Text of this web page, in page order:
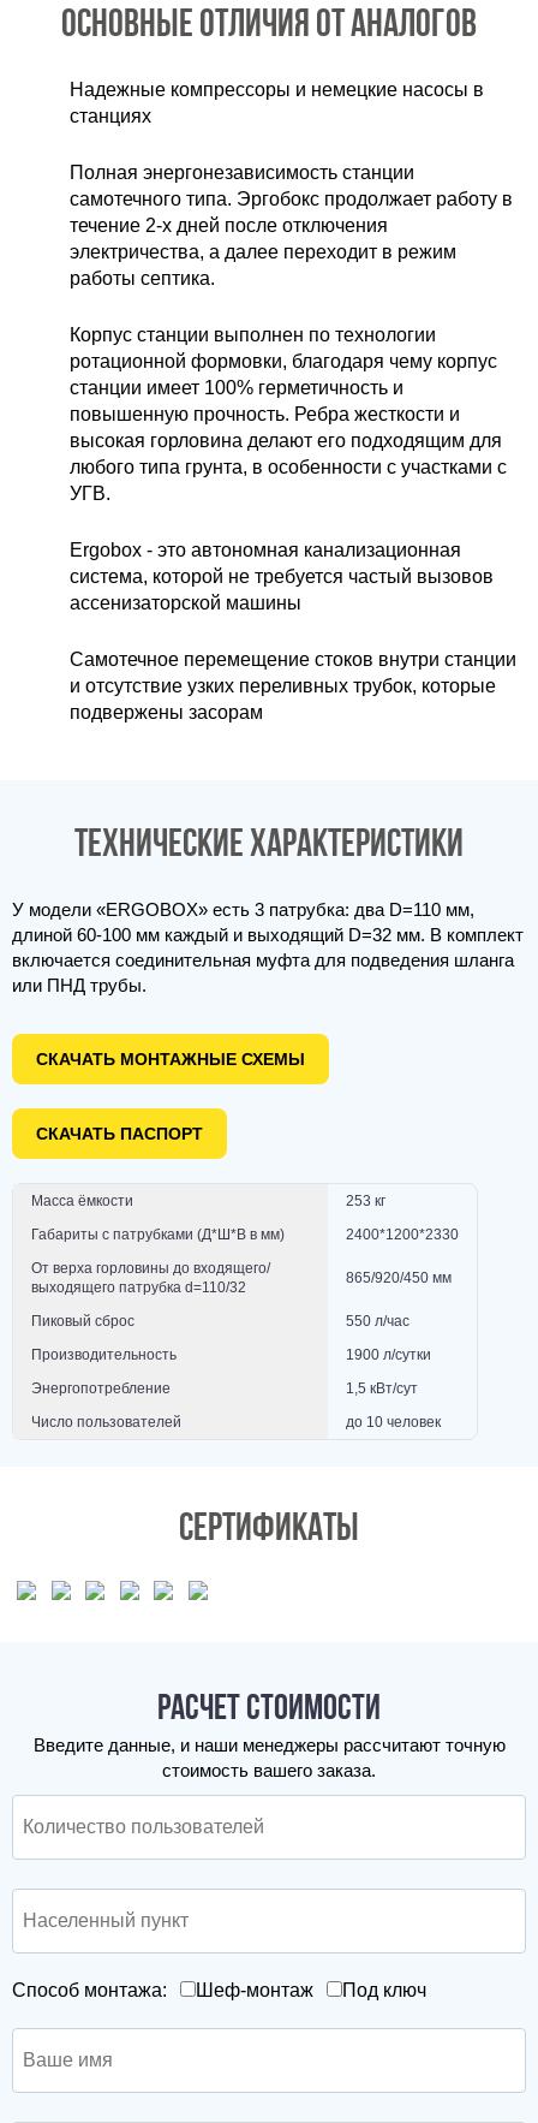
Основные отличия от аналогов
Надежные компрессоры и немецкие насосы в
станциях
Полная энергонезависимость станции
самотечного типа. Эргобокс продолжает работу в
течение 2-х дней после отключения
электричества, а далее переходит в режим
работы септика.
Корпус станции выполнен по технологии
ротационной формовки, благодаря чему корпус
станции имеет 100% герметичность и
повышенную прочность. Ребра жесткости и
высокая горловина делают его подходящим для
любого типа грунта, в особенности с участками с
УГВ.
Ergobox - это автономная канализационная
система, которой не требуется частый вызовов
ассенизаторской машины
Самотечное перемещение стоков внутри станции
и отсутствие узких переливных трубок, которые
подвержены засорам
Технические характеристики
У модели «ERGOBOX» есть 3 патрубка: два D=110 мм,
длиной 60-100 мм каждый и выходящий D=32 мм. В комплект
включается соединительная муфта для подведения шланга
или ПНД трубы.
СКАЧАТЬ МОНТАЖНЫЕ СХЕМЫ
СКАЧАТЬ ПАСПОРТ
Масса ёмкости
253 кг
Габариты с патрубками (Д*Ш*В в мм)
2400*1200*2330
От верха горловины до входящего/
выходящего патрубка d=110/32
865/920/450 мм
Пиковый сброс
550 л/час
Производительность
1900 л/сутки
Энергопотребление
1,5 кВт/сут
Число пользователей
до 10 человек
Сертификаты
Расчет стоимости
Введите данные, и наши менеджеры рассчитают точную
стоимость вашего заказа.
Способ монтажа: Шеф-монтаж Под ключ